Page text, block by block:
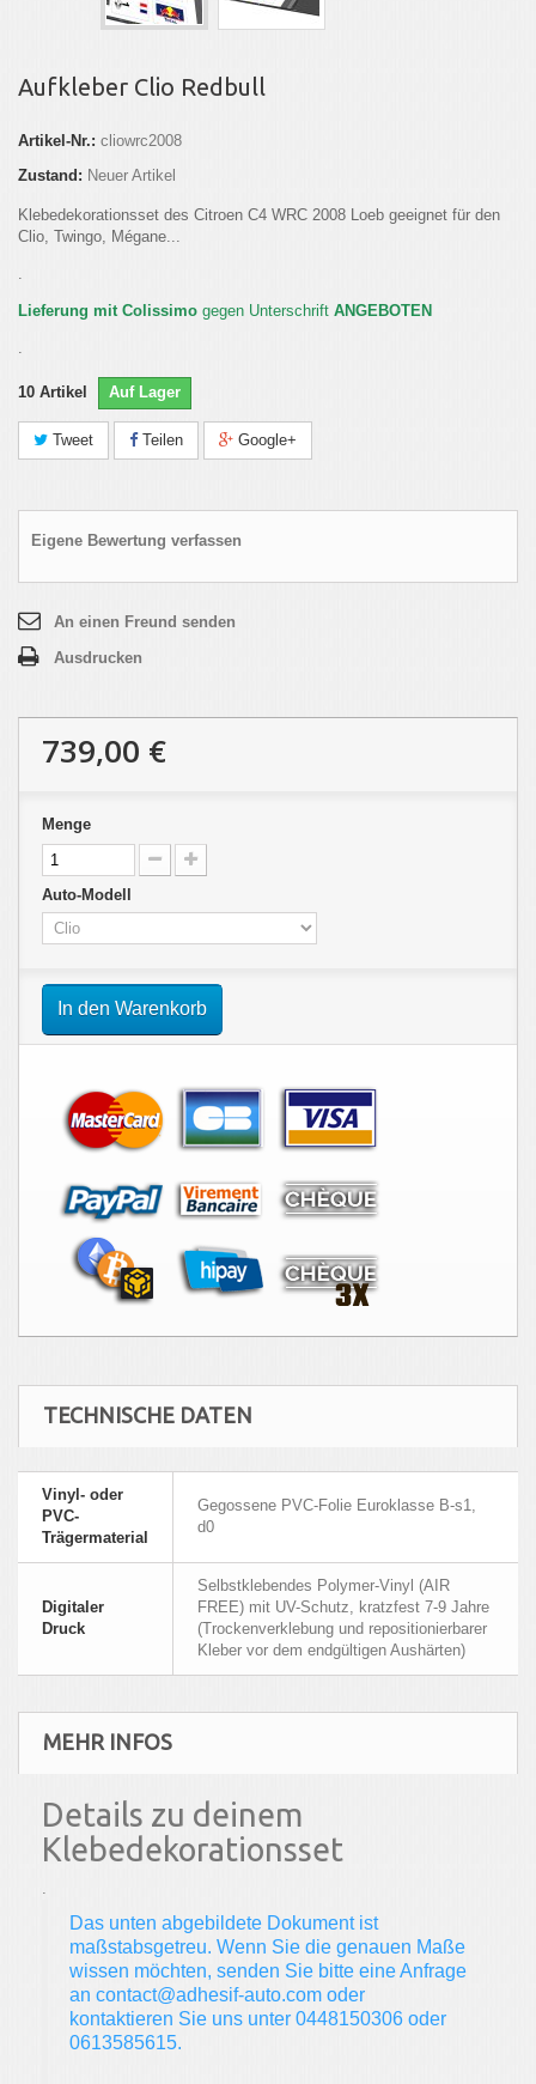
Aufkleber Clio Redbull
Artikel-Nr.: cliowrc2008
Zustand: Neuer Artikel
Klebedekorationsset des Citroen C4 WRC 2008 Loeb geeignet für den
Clio, Twingo, Mégane...
.
Lieferung mit Colissimo gegen Unterschrift ANGEBOTEN
.
10 Artikel Auf Lager
Tweet Teilen Google+
Eigene Bewertung verfassen
An einen Freund senden
Ausdrucken
739,00 €
Menge
Auto-Modell
In den Warenkorb
TECHNISCHE DATEN
Vinyl- oder
PVC-
Trägermaterial
Gegossene PVC-Folie Euroklasse B-s1,
d0
Digitaler
Druck
Selbstklebendes Polymer-Vinyl (AIR
FREE) mit UV-Schutz, kratzfest 7-9 Jahre
(Trockenverklebung und repositionierbarer
Kleber vor dem endgültigen Aushärten)
MEHR INFOS
Details zu deinem
Klebedekorationsset
.
Das unten abgebildete Dokument ist
maßstabsgetreu. Wenn Sie die genauen Maße
wissen möchten, senden Sie bitte eine Anfrage
an contact@adhesif-auto.com oder
kontaktieren Sie uns unter 0448150306 oder
0613585615.